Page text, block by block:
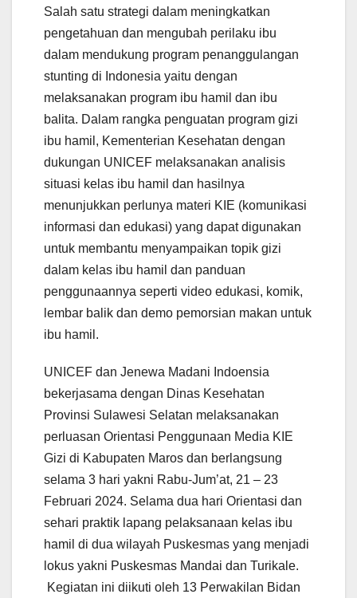
Salah satu strategi dalam meningkatkan
pengetahuan dan mengubah perilaku ibu
dalam mendukung program penanggulangan
stunting di Indonesia yaitu dengan
melaksanakan program ibu hamil dan ibu
balita. Dalam rangka penguatan program gizi
ibu hamil, Kementerian Kesehatan dengan
dukungan UNICEF melaksanakan analisis
situasi kelas ibu hamil dan hasilnya
menunjukkan perlunya materi KIE (komunikasi
informasi dan edukasi) yang dapat digunakan
untuk membantu menyampaikan topik gizi
dalam kelas ibu hamil dan panduan
penggunaannya seperti video edukasi, komik,
lembar balik dan demo pemorsian makan untuk
ibu hamil.
UNICEF dan Jenewa Madani Indoensia
bekerjasama dengan Dinas Kesehatan
Provinsi Sulawesi Selatan melaksanakan
perluasan Orientasi Penggunaan Media KIE
Gizi di Kabupaten Maros dan berlangsung
selama 3 hari yakni Rabu-Jum’at, 21 – 23
Februari 2024. Selama dua hari Orientasi dan
sehari praktik lapang pelaksanaan kelas ibu
hamil di dua wilayah Puskesmas yang menjadi
lokus yakni Puskesmas Mandai dan Turikale.
Kegiatan ini diikuti oleh 13 Perwakilan Bidan